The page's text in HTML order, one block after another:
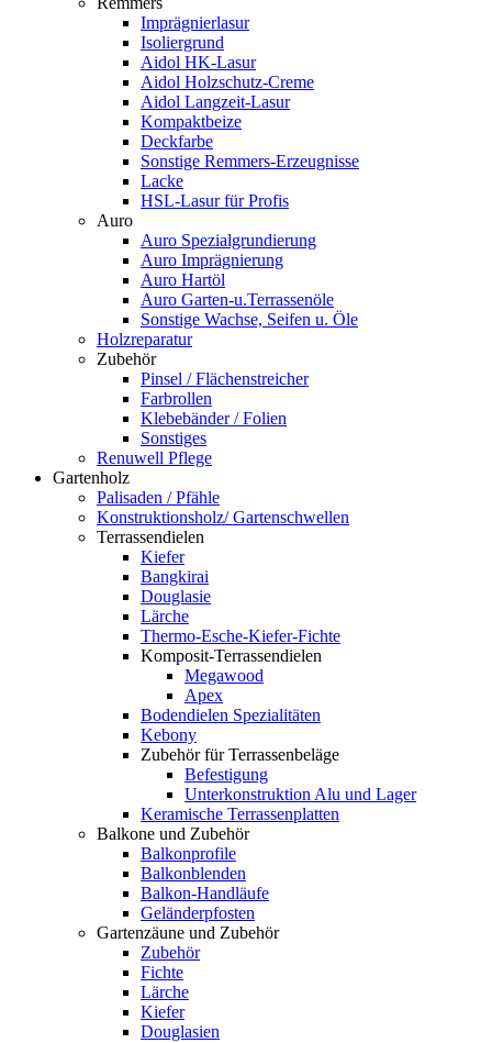
Imprägnierlasur
Isoliergrund
Aidol HK-Lasur
Aidol Holzschutz-Creme
Aidol Langzeit-Lasur
Kompaktbeize
Deckfarbe
Sonstige Remmers-Erzeugnisse
Lacke
HSL-Lasur für Profis
Auro
Auro Spezialgrundierung
Auro Imprägnierung
Auro Hartöl
Auro Garten-u.Terrassenöle
Sonstige Wachse, Seifen u. Öle
Holzreparatur
Zubehör
Pinsel / Flächenstreicher
Farbrollen
Klebebänder / Folien
Sonstiges
Renuwell Pflege
Gartenholz
Palisaden / Pfähle
Konstruktionsholz/ Gartenschwellen
Terrassendielen
Kiefer
Bangkirai
Douglasie
Lärche
Thermo-Esche-Kiefer-Fichte
Komposit-Terrassendielen
Megawood
Apex
Bodendielen Spezialitäten
Kebony
Zubehör für Terrassenbeläge
Befestigung
Unterkonstruktion Alu und Lager
Keramische Terrassenplatten
Balkone und Zubehör
Balkonprofile
Balkonblenden
Balkon-Handläufe
Geländerpfosten
Gartenzäune und Zubehör
Zubehör
Fichte
Lärche
Kiefer
Douglasien